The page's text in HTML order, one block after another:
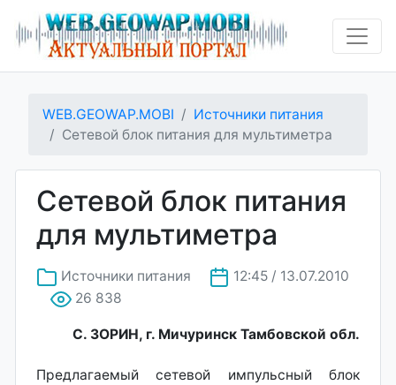
WEB.GEOWAP.MOBI
Источники питания
Сетевой блок питания для мультиметра
Сетевой блок питания
для мультиметра
Источники питания
12:45 / 13.07.2010
26 838
С. ЗОРИН, г. Мичуринск Тамбовской обл.
Предлагаемый сетевой импульсный блок